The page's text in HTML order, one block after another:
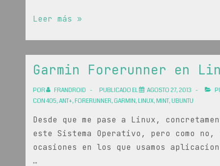
Solucionar
HTC
One
S
Leer más »
Garmin Forerunner en
POR FRANDROID PUBLICADO EL AGOSTO 27, 2013
CON405,ANT+,FORERUNNER,GARMIN,LINUX,MINT,UBUNTU
Desde que me pase a Linux,
este Sistema Operativo, pero como
ocasiones en los que usamos
…